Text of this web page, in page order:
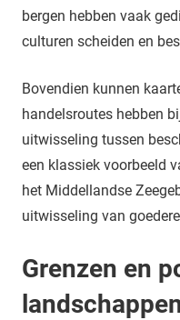
bergen hebben vaak
culturen scheiden en
Bovendien kunnen
handelsroutes hebben
uitwisseling tussen
een klassiek voorbeeld
het Middellandse
uitwisseling van
Grenzen en